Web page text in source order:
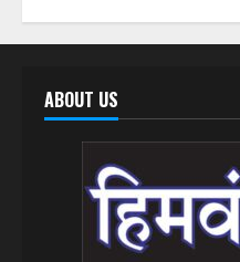
ABOUT US